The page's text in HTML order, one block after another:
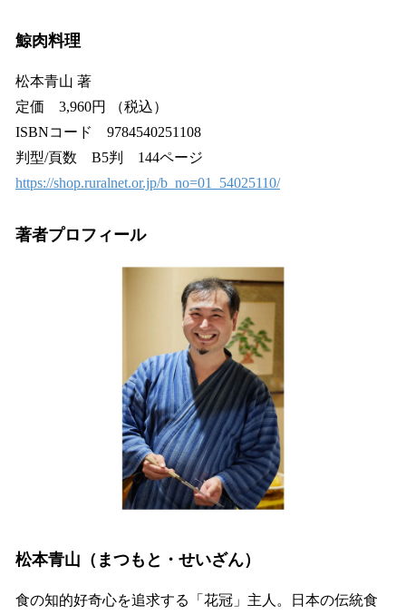
鯨肉料理
松本青山 著
定価 3,960円 （税込）
ISBNコード 9784540251108
判型/頁数 B5判 144ページ
https://shop.ruralnet.or.jp/b_no=01_54025110/
著者プロフィール
松本青山（まつもと・せいざん）
食の知的好奇心を追求する「花冠」主人。日本の伝統食